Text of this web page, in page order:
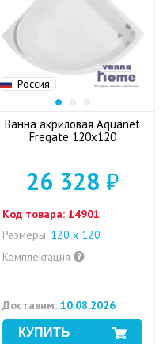
Россия
Ванна акриловая Aquanet
Fregate 120x120
26 328 ₽
Код товара: 14901
Размеры: 120 x 120
Комплектация
Доставим: 10.08.2026